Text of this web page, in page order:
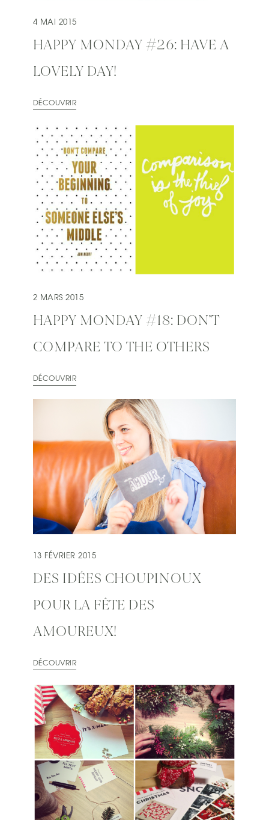
4 MAI 2015
HAPPY MONDAY #26: HAVE A
LOVELY DAY!
DÉCOUVRIR
2 MARS 2015
HAPPY MONDAY #18: DON’T
COMPARE TO THE OTHERS
DÉCOUVRIR
13 FÉVRIER 2015
DES IDÉES CHOUPINOUX
POUR LA FÊTE DES
AMOUREUX!
DÉCOUVRIR